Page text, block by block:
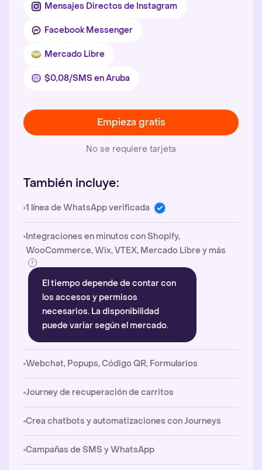
Mensajes Directos de Instagram
Facebook Messenger
Mercado Libre
$0,08/SMS en Aruba
Empieza gratis
No se requiere tarjeta
También incluye:
1 línea de WhatsApp verificada
Integraciones en minutos con Shopify,
WooCommerce, Wix, VTEX, Mercado Libre y más
El tiempo depende de contar con
los accesos y permisos
necesarios. La disponibilidad
puede variar según el mercado.
Webchat, Popups, Código QR, Formularios
Journey de recuperación de carritos
Crea chatbots y automatizaciones con Journeys
Campañas de SMS y WhatsApp